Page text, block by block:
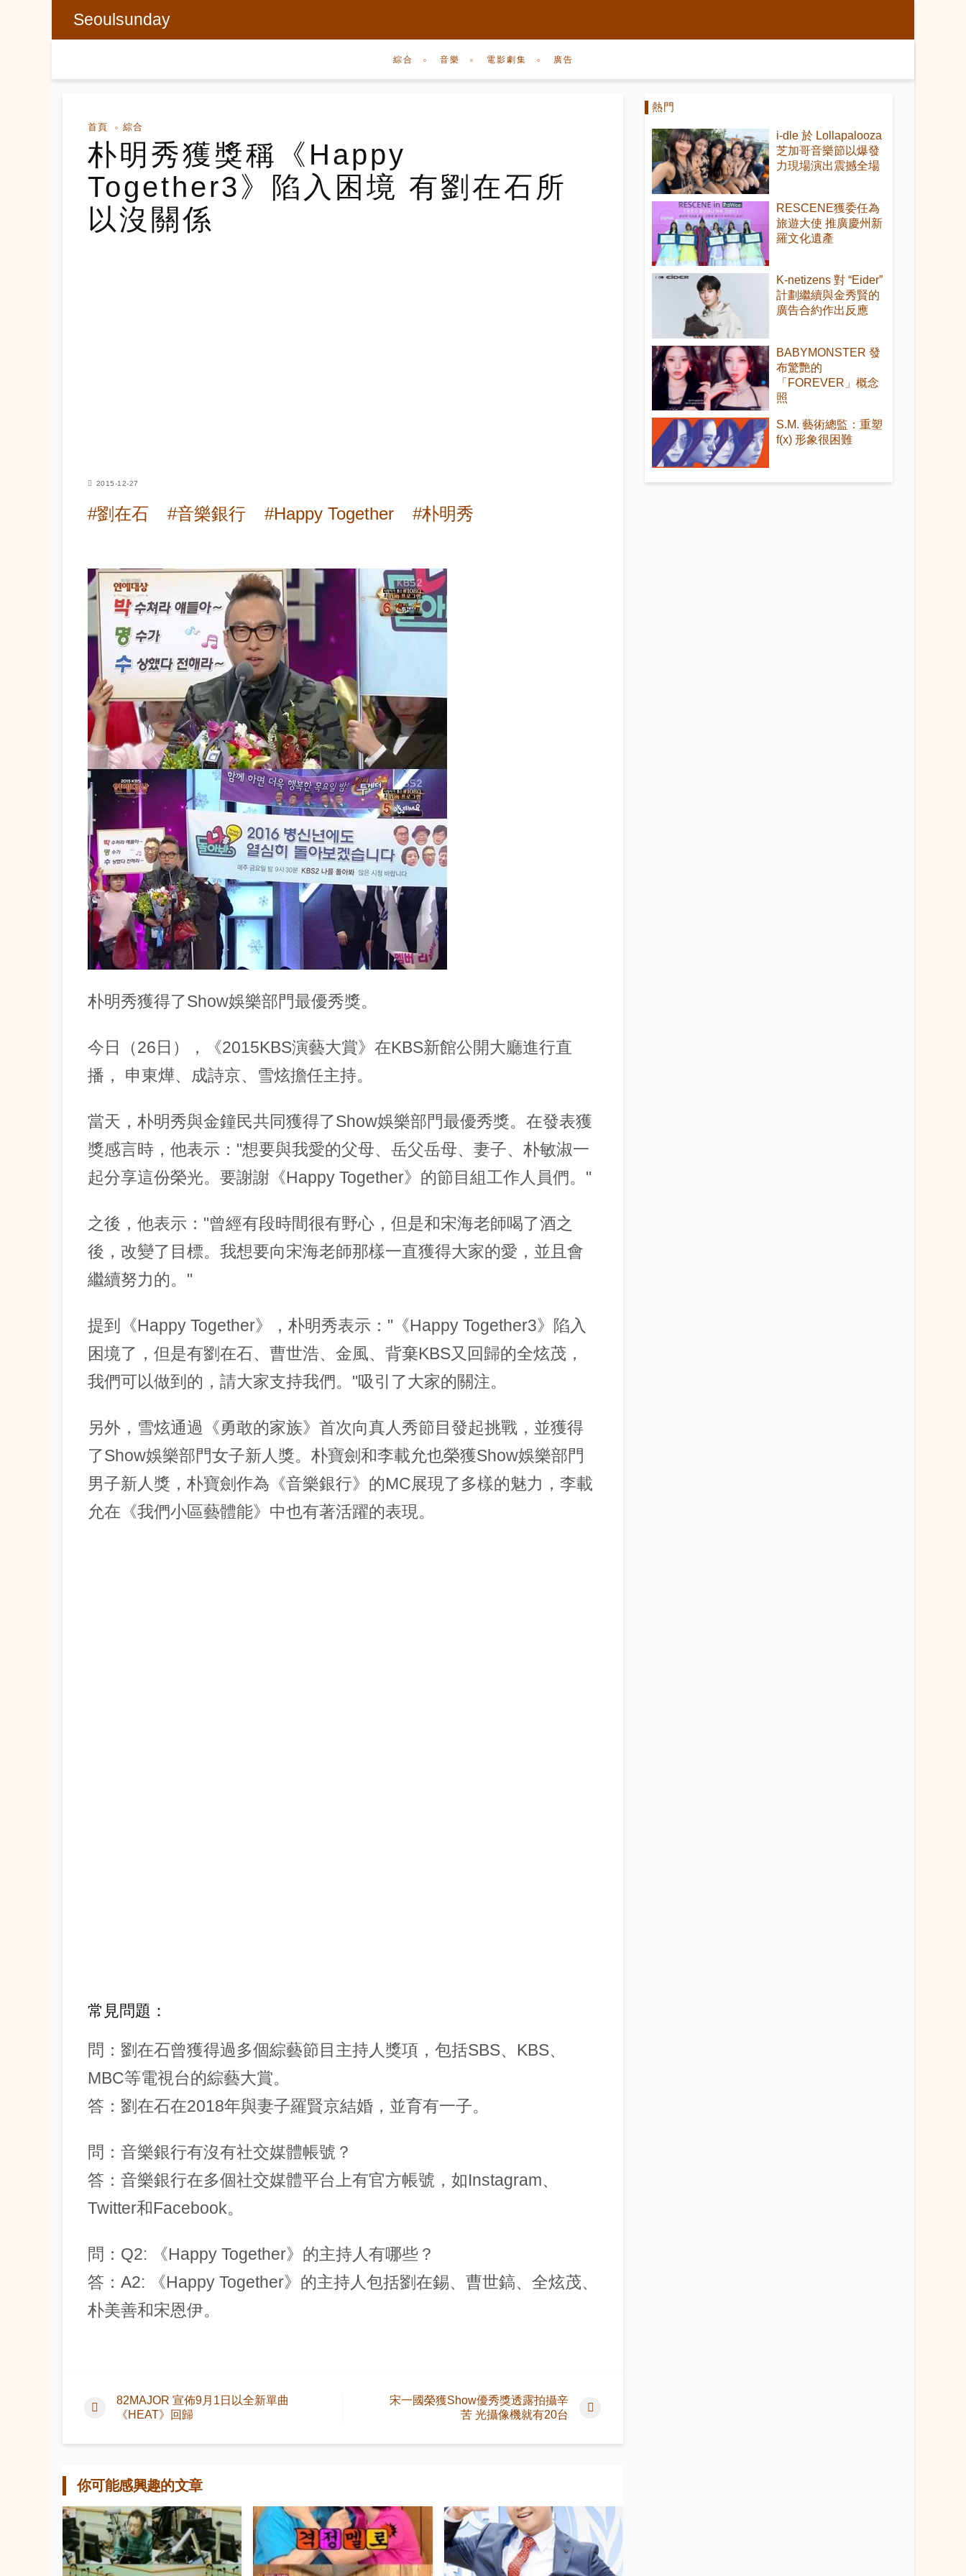
Seoulsunday
綜合 音樂 電影劇集 廣告
首頁 綜合
朴明秀獲獎稱《Happy
Together3》陷入困境 有劉在石所
以沒關係
2015-12-27
#劉在石 #音樂銀行 #Happy Together #朴明秀
朴明秀獲得了Show娛樂部門最優秀獎。
今日（26日），《2015KBS演藝大賞》在KBS新館公開大廳進行直
播， 申東燁、成詩京、雪炫擔任主持。
當天，朴明秀與金鐘民共同獲得了Show娛樂部門最優秀獎。在發表獲
獎感言時，他表示："想要與我愛的父母、岳父岳母、妻子、朴敏淑一
起分享這份榮光。要謝謝《Happy Together》的節目組工作人員們。"
之後，他表示："曾經有段時間很有野心，但是和宋海老師喝了酒之
後，改變了目標。我想要向宋海老師那樣一直獲得大家的愛，並且會
繼續努力的。"
提到《Happy Together》，朴明秀表示："《Happy Together3》陷入
困境了，但是有劉在石、曹世浩、金風、背棄KBS又回歸的全炫茂，
我們可以做到的，請大家支持我們。"吸引了大家的關注。
另外，雪炫通過《勇敢的家族》首次向真人秀節目發起挑戰，並獲得
了Show娛樂部門女子新人獎。朴寶劍和李載允也榮獲Show娛樂部門
男子新人獎，朴寶劍作為《音樂銀行》的MC展現了多樣的魅力，李載
允在《我們小區藝體能》中也有著活躍的表現。
常見問題：
問：劉在石曾獲得過多個綜藝節目主持人獎項，包括SBS、KBS、
MBC等電視台的綜藝大賞。
答：劉在石在2018年與妻子羅賢京結婚，並育有一子。
問：音樂銀行有沒有社交媒體帳號？
答：音樂銀行在多個社交媒體平台上有官方帳號，如Instagram、
Twitter和Facebook。
問：Q2: 《Happy Together》的主持人有哪些？
答：A2: 《Happy Together》的主持人包括劉在錫、曹世鎬、全炫茂、
朴美善和宋恩伊。
82MAJOR 宣佈9月1日以全新單曲
《HEAT》回歸
宋一國榮獲Show優秀獎透露拍攝辛
苦 光攝像機就有20台
你可能感興趣的文章
熱門
i-dle 於 Lollapalooza
芝加哥音樂節以爆發
力現場演出震撼全場
RESCENE獲委任為
旅遊大使 推廣慶州新
羅文化遺產
K-netizens 對 “Eider”
計劃繼續與金秀賢的
廣告合約作出反應
BABYMONSTER 發
布驚艷的
「FOREVER」概念
照
S.M. 藝術總監：重塑
f(x) 形象很困難